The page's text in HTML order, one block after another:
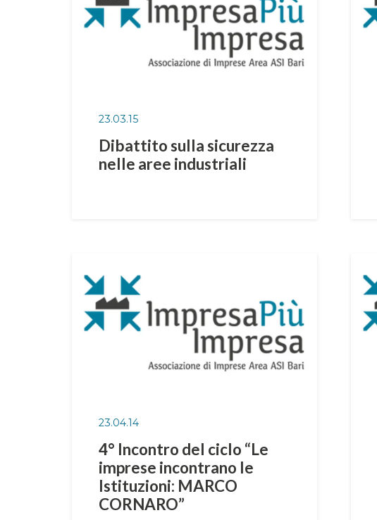
23.03.15
Dibattito sulla sicurezza
nelle aree industriali
23.04.14
4° Incontro del ciclo “Le
imprese incontrano le
Istituzioni: MARCO
CORNARO”